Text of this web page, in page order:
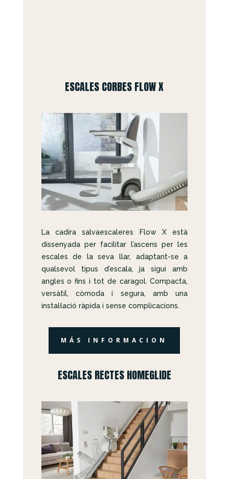
ESCALES CORBES FLOW X
La cadira salvaescaleres Flow X està
dissenyada per facilitar l’ascens per les
escales de la seva llar, adaptant-se a
qualsevol tipus d’escala, ja sigui amb
angles o fins i tot de caragol. Compacta,
versàtil, còmoda i segura, amb una
instal·lació ràpida i sense complicacions.
MÁS INFORMACION
ESCALES RECTES HOMEGLIDE